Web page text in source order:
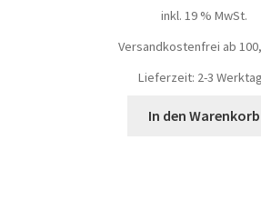
inkl. 19 % MwSt.
Versandkostenfrei ab
Lieferzeit: 2-3
In den Warenkorb